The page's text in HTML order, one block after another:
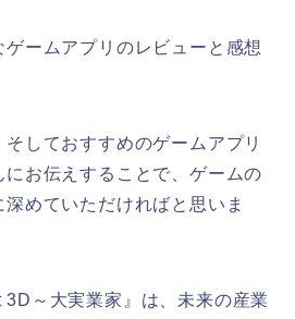
ームアプリのレビューと感想
しておすすめのゲームアプリ
お伝えすることで、ゲームの
めていただければと思いま
～大実業家』は、未来の産業